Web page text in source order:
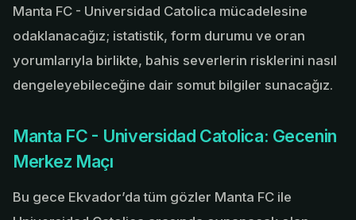
Manta FC - Universidad Catolica mücadelesine
odaklanacağız; istatistik, form durumu ve oran
yorumlarıyla birlikte, bahis severlerin risklerini nasıl
dengeleyebileceğine dair somut bilgiler sunacağız.
Manta FC - Universidad Catolica: Gecenin
Merkez Maçı
Bu gece Ekvador’da tüm gözler Manta FC ile